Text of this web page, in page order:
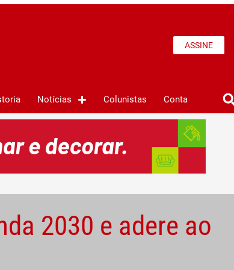
ASSINE
Notícias Colunistas Conta
2030 e adere ao